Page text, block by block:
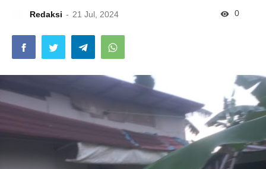
Redaksi 21 Jul, 2024 0